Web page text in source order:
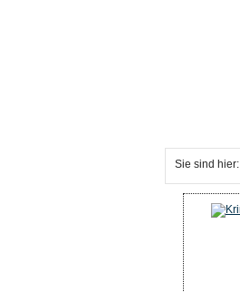
Sie sind hier: